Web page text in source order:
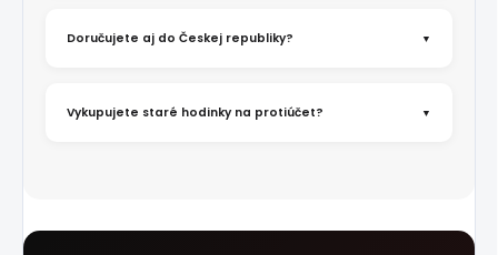
Doručujete aj do Českej republiky?
Vykupujete staré hodinky na protiúčet?